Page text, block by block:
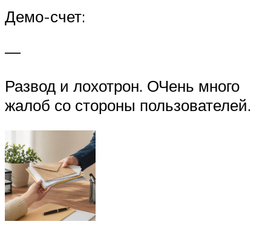
Демо-счет:
—
Развод и лохотрон. ОЧень много
жалоб со стороны пользователей.